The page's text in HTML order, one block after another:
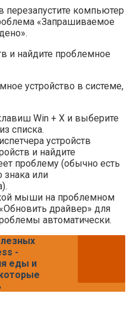
компьютер
«Запрашиваемое
и найдите проблемное
устройство в системе,
Win + X и выберите
списка.
устройств
и найдите
проблему (обычно есть
знака или
мыши на проблемном
драйвер» для
автоматически.
-
еды и